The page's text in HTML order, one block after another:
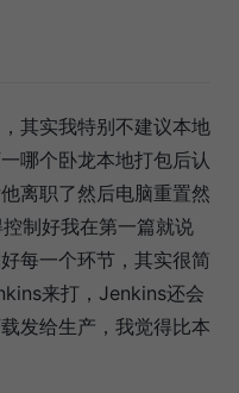
其实我特别不建议本地
哪个卧龙本地打包后认
离职了然后电脑重置然
制好我在第一篇就说
每一个环节，其实很简
来打，Jenkins还会
发给生产，我觉得比本